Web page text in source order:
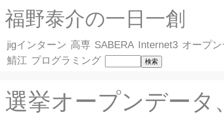
福野泰介の一日一創
jigインターン 高専 SABERA Internet3 オープ
鯖江 プログラミング
選挙オープンデータ